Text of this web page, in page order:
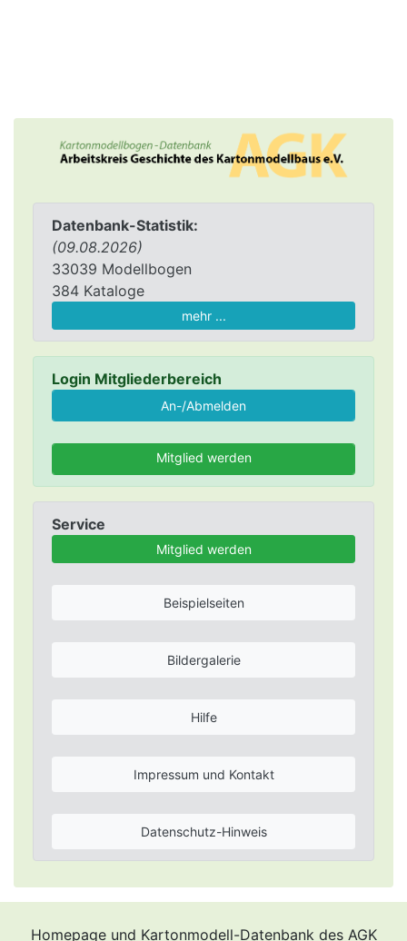
Datenbank-Statistik:
(09.08.2026)
33039 Modellbogen
384 Kataloge
mehr ...
Login Mitgliederbereich
Mitglied werden
Service
Mitglied werden
Beispielseiten
Bildergalerie
Hilfe
Impressum und Kontakt
Datenschutz-Hinweis
Homepage und Kartonmodell-Datenbank des AGK